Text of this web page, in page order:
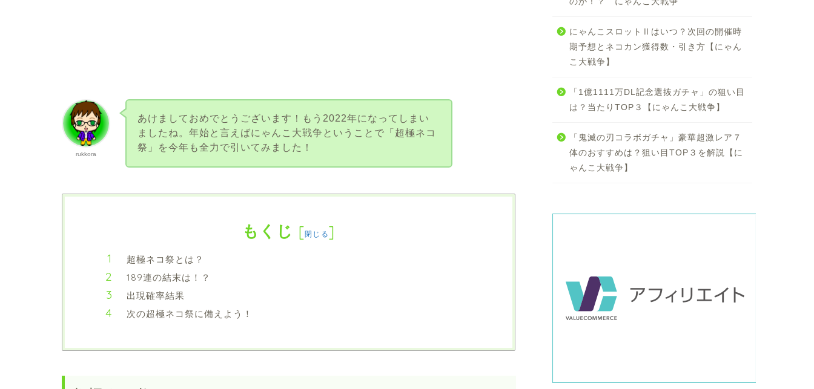
rukkora
あけましておめでとうございます！もう2022年になってしまい
ましたね。年始と言えばにゃんこ大戦争ということで「超極ネコ
祭」を今年も全力で引いてみました！
もくじ [閉じる]
超極ネコ祭とは？
189連の結末は！？
出現確率結果
次の超極ネコ祭に備えよう！
にゃんこスロットⅡはいつ？次回の開催時
期予想とネコカン獲得数・引き方【にゃん
こ大戦争】
「1億1111万DL記念選抜ガチャ」の狙い目
は？当たりTOP３【にゃんこ大戦争】
「鬼滅の刃コラボガチャ」豪華超激レア７
体のおすすめは？狙い目TOP３を解説【に
ゃんこ大戦争】